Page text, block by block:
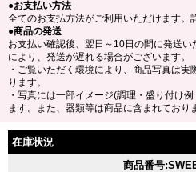
●お支払い方法
全てのお支払方法がご利用いただけます。
●商品の発送
お支払い確認後、翌日～10日の間に発送
により、発送が遅れる場合がございます。
・ご覧いただく環境により、商品写真は
ります。
・写真には一部イメージ(調理・盛り付け
ます。また、器類等は商品に含まれており
在庫状況
商品番号